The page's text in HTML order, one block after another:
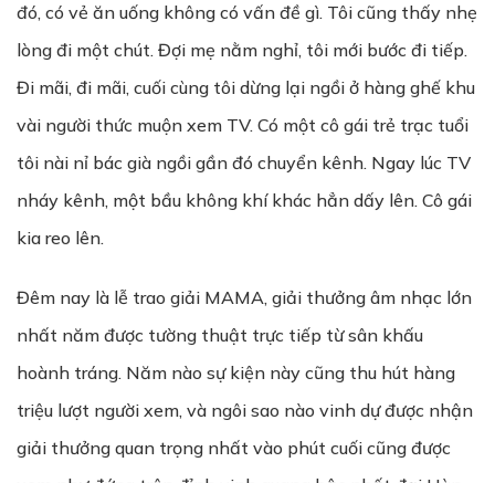
đó, có vẻ ăn uống không có vấn đề gì. Tôi cũng thấy nhẹ
lòng đi một chút. Đợi mẹ nằm nghỉ, tôi mới bước đi tiếp.
Đi mãi, đi mãi, cuối cùng tôi dừng lại ngồi ở hàng ghế khu
vài người thức muộn xem TV. Có một cô gái trẻ trạc tuổi
tôi nài nỉ bác già ngồi gần đó chuyển kênh. Ngay lúc TV
nháy kênh, một bầu không khí khác hẳn dấy lên. Cô gái
kia reo lên.
Đêm nay là lễ trao giải MAMA, giải thưởng âm nhạc lớn
nhất năm được tường thuật trực tiếp từ sân khấu
hoành tráng. Năm nào sự kiện này cũng thu hút hàng
triệu lượt người xem, và ngôi sao nào vinh dự được nhận
giải thưởng quan trọng nhất vào phút cuối cũng được